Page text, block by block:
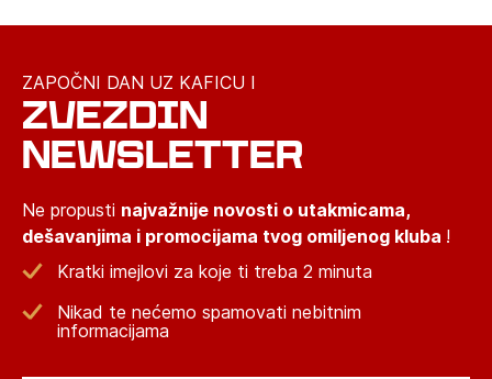
ZAPOČNI DAN UZ KAFICU I
ZVEZDIN
NEWSLETTER
Ne propusti najvažnije novosti o utakmicama,
dešavanjima i promocijama tvog omiljenog kluba !
Kratki imejlovi za koje ti treba 2 minuta
Nikad te nećemo spamovati nebitnim
informacijama